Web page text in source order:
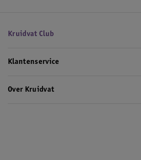
Kruidvat Club
Klantenservice
Over Kruidvat